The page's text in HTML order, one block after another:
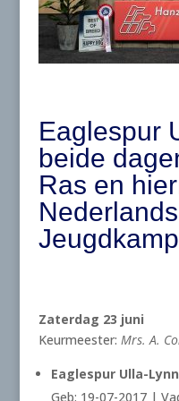
Eaglespur
beide
Ras en
Nederlands
Zaterdag 23 juni
Keurmeester: Mrs. A.
Eaglespur Ulla-Lynn
Geb: 19-07-2017 |